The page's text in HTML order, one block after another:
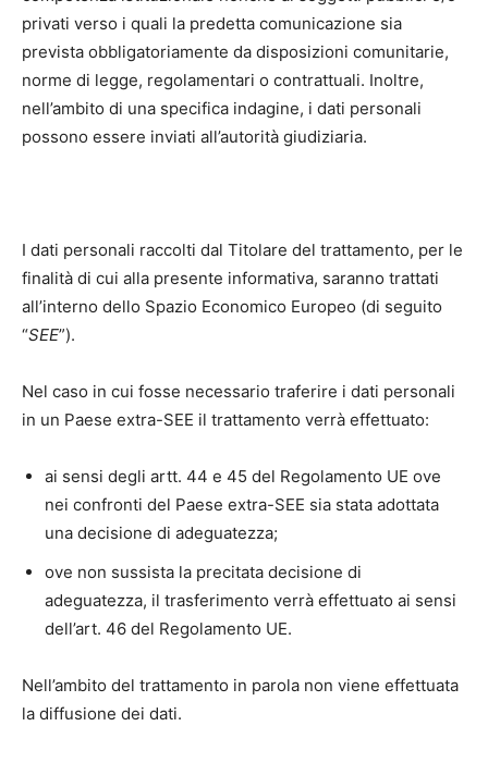
privati verso i quali la predetta comunicazione sia
prevista obbligatoriamente da disposizioni comunitarie,
norme di legge, regolamentari o contrattuali. Inoltre,
nell’ambito di una specifica indagine, i dati personali
possono essere inviati all’autorità giudiziaria.
I dati personali raccolti dal Titolare del trattamento, per le
finalità di cui alla presente informativa, saranno trattati
all’interno dello Spazio Economico Europeo (di seguito
“SEE”).
Nel caso in cui fosse necessario traferire i dati personali
in un Paese extra-SEE il trattamento verrà effettuato:
ai sensi degli artt. 44 e 45 del Regolamento UE ove
nei confronti del Paese extra-SEE sia stata adottata
una decisione di adeguatezza;
ove non sussista la precitata decisione di
adeguatezza, il trasferimento verrà effettuato ai sensi
dell’art. 46 del Regolamento UE.
Nell’ambito del trattamento in parola non viene effettuata
la diffusione dei dati.